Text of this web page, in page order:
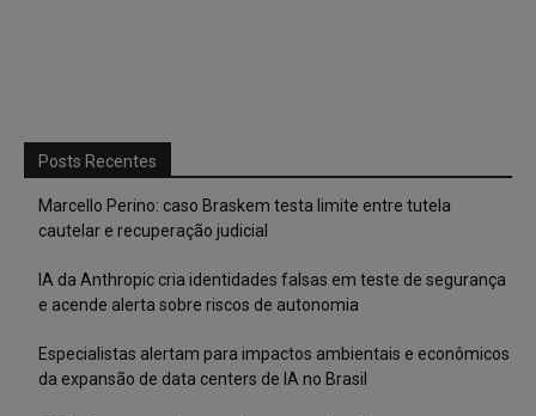
Posts Recentes
Marcello Perino: caso Braskem testa limite entre tutela
cautelar e recuperação judicial
IA da Anthropic cria identidades falsas em teste de segurança
e acende alerta sobre riscos de autonomia
Especialistas alertam para impactos ambientais e econômicos
da expansão de data centers de IA no Brasil